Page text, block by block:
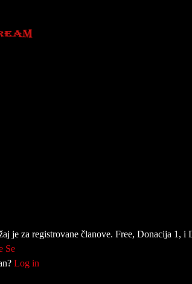
je za registrovane članove. Free, Donacija 1, i
Se
Log in